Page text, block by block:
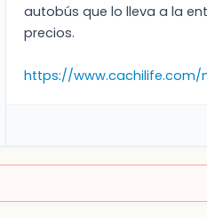
autobús que lo lleva a la
precios.
https://